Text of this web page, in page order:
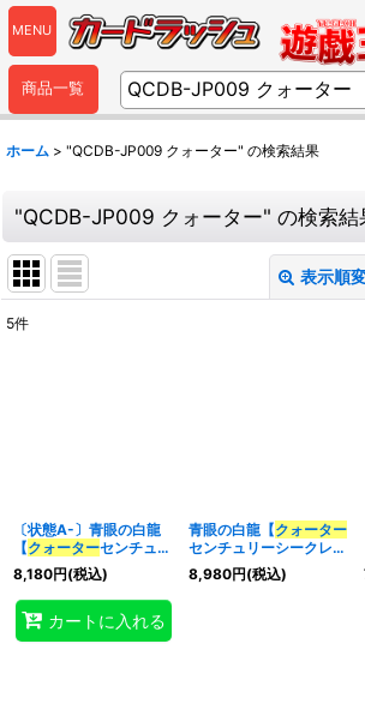
MENU
商品一覧
ホーム > "QCDB-JP009 クォーター" の検索結果
"QCDB-JP009 クォーター" の検索結
表示順
カテゴリ:
特集:
5件
〔状態A-〕青眼の白龍
【クォーターセンチュリ
ーシークレット】
{QCDB-JP009
スター》
8,180円(税込)
カートに入れる
青眼の白龍【クォーター
センチュリーシークレッ
ト】{QCDB-JP009
《モンスター》
8,980円(税込)